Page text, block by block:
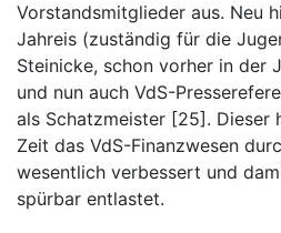
Vorstandsmitglieder aus. Neu
Jahreis (zuständig für die
Steinicke, schon vorher in der
und nun auch VdS-
als Schatzmeister [25]. Dieser
Zeit das VdS-Finanzwesen
wesentlich verbessert und
spürbar entlastet.